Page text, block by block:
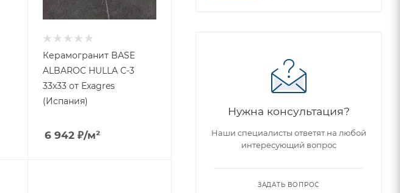
Керамогранит BASE
ALBAROC HULLA C-3
33x33 от Exagres
(Испания)
6 942 ₽/м²
Нужна консультация?
Наши специалисты ответят на любой
интересующий вопрос
ЗАДАТЬ ВОПРОС